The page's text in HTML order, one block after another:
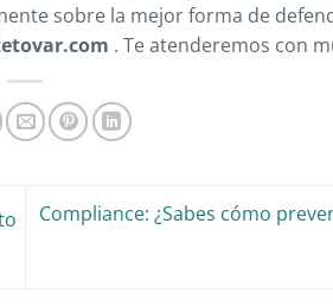
sobre la mejor forma de
. Te atenderemos con
Compliance: ¿Sabes cómo